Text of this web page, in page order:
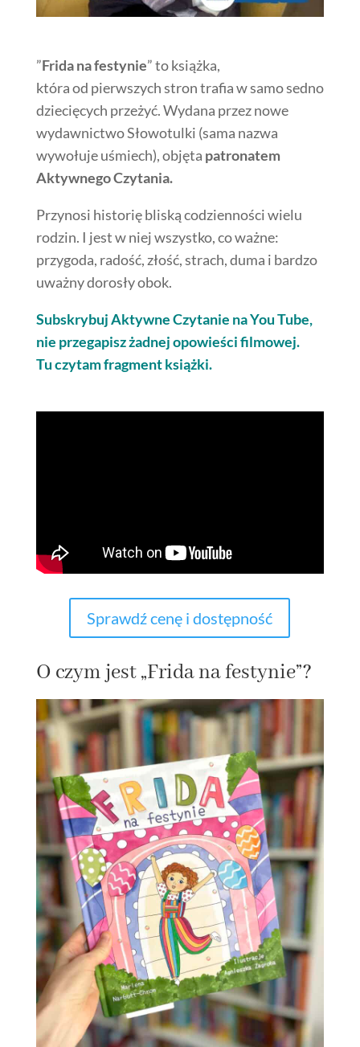
”Frida na festynie” to książka,
która od pierwszych stron trafia w samo sedno
dziecięcych przeżyć. Wydana przez nowe
wydawnictwo Słowotulki (sama nazwa
wywołuje uśmiech), objęta patronatem
Aktywnego Czytania.
Przynosi historię bliską codzienności wielu
rodzin. I jest w niej wszystko, co ważne:
przygoda, radość, złość, strach, duma i bardzo
uważny dorosły obok.
Subskrybuj Aktywne Czytanie na You Tube,
nie przegapisz żadnej opowieści filmowej.
Tu czytam fragment książki.
Sprawdź cenę i dostępność
O czym jest „Frida na festynie”?